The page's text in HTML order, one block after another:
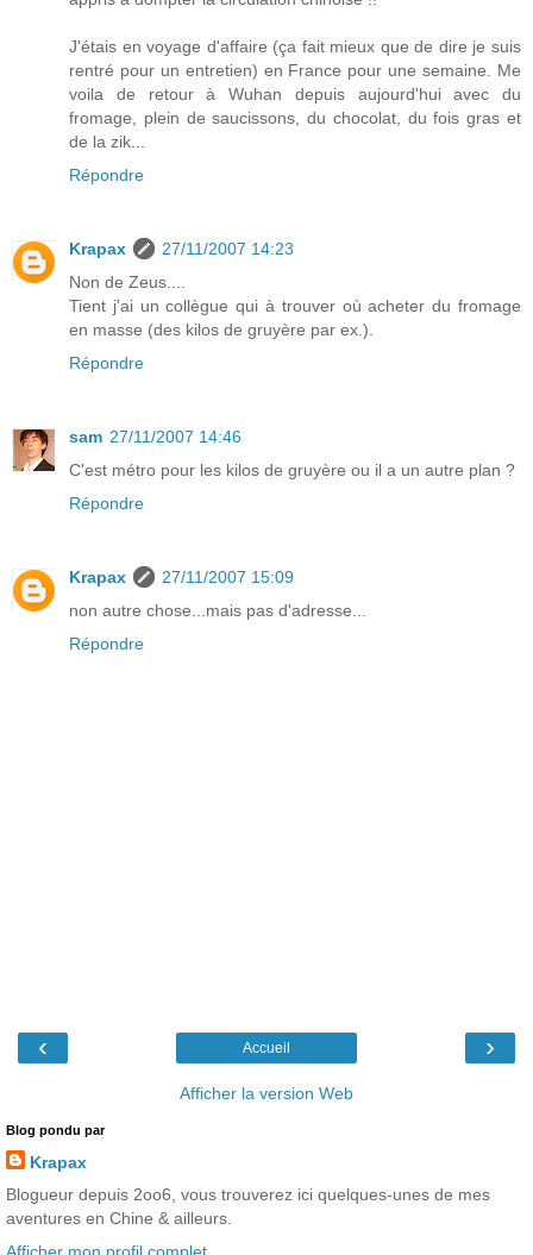
J'étais en voyage d'affaire (ça fait mieux que de dire je suis
rentré pour un entretien) en France pour une semaine. Me
voila de retour à Wuhan depuis aujourd'hui avec du
fromage, plein de saucissons, du chocolat, du fois gras et
de la zik...
Répondre
Krapax
27/11/2007 14:23
Non de Zeus....
Tient j'ai un collègue qui à trouver où acheter du fromage
en masse (des kilos de gruyère par ex.).
Répondre
sam 27/11/2007 14:46
C'est métro pour les kilos de gruyère ou il a un autre plan ?
Répondre
Krapax
27/11/2007 15:09
non autre chose...mais pas d'adresse...
Répondre
‹ ›
Accueil
Afficher la version Web
Blog pondu par
Krapax
Blogueur depuis 2oo6, vous trouverez ici quelques-unes de mes
aventures en Chine & ailleurs.
Afficher mon profil complet